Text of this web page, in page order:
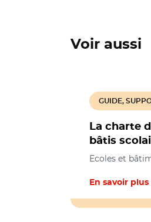
Voir aussi
La charte
bâtis
GUIDE,
Ecoles et
En savoir plus